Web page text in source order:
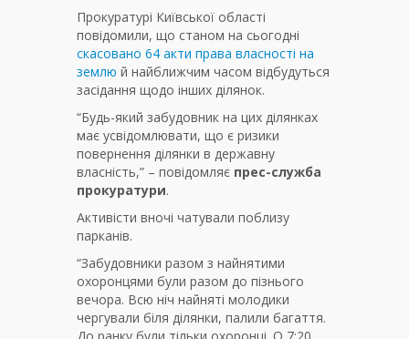
Прокуратурі Київської області
повідомили, що станом на сьогодні
скасовано 64 акти права власності на
землю й найближчим часом відбудуться
засідання щодо інших ділянок.
“Будь-який забудовник на цих ділянках
має усвідомлювати, що є ризики
повернення ділянки в державну
власність,” – повідомляє прес-служба
прокуратури.
Активісти вночі чатували поблизу
парканів.
“Забудовники разом з найнятими
охоронцями були разом до пізнього
вечора. Всю ніч найняті молодики
чергували біля ділянки, палили багаття.